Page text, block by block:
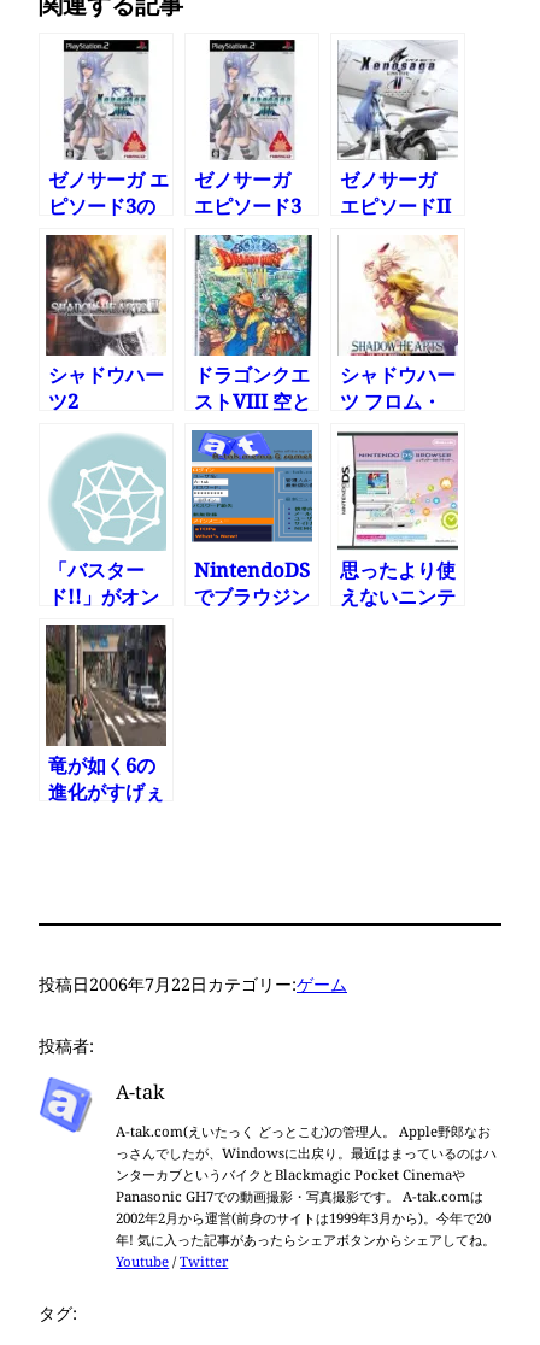
ゼノサーガ エ
ピソード3の
特典ディスク
がプレステで
再生できない
件
ゼノサーガ
エピソード3
をやってみた
ゼノサーガ
エピソードII
[善悪の彼岸]
シャドウハー
ツ2
ドラゴンクエ
ストVIII 空と
海と大地と呪
われし姫君の
予約開始
シャドウハー
ツ フロム・
ザ・ニュー・
ワールド
「バスター
ド!!」がオン
ラインゲーム
に
NintendoDS
でブラウジン
思ったより使
えないニンテ
竜が如く6の
進化がすげぇ
投稿日2006年7月22日カテゴリー:ゲーム
投稿者:
A-tak
A-tak.com(えいたっく どっとこむ)の管理人。 Apple野郎なお
っさんでしたが、Windowsに出戻り。最近はまっているのはハ
ンターカブというバイクとBlackmagic Pocket Cinemaや
Panasonic GH7での動画撮影・写真撮影です。 A-tak.comは
2002年2月から運営(前身のサイトは1999年3月から)。今年で20
年! 気に入った記事があったらシェアボタンからシェアしてね。
Youtube /Twitter
タグ: